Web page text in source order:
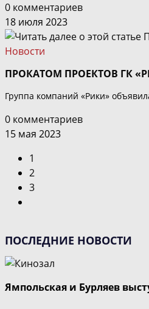
0 комментариев
18 июля 2023
Новости
ПРОКАТОМ ПРОЕКТОВ ГК
Группа компаний «Рики»
0 комментариев
15 мая 2023
1
2
3
страницу
ПОСЛЕДНИЕ НОВОСТИ
Ямпольская и Бурляев